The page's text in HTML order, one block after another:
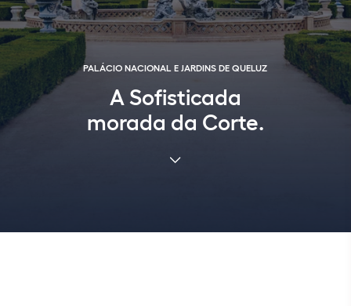
PALÁCIO NACIONAL E JARDINS DE QUELUZ
A Sofisticada
morada da Corte.